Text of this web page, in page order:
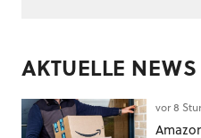
AKTUELLE NEWS
vor 8